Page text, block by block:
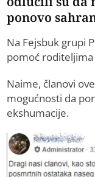
ponovo
Na Fejsbuk grupi
pomoć roditeljima
Naime, članovi
mogućnosti da
ekshumacije.